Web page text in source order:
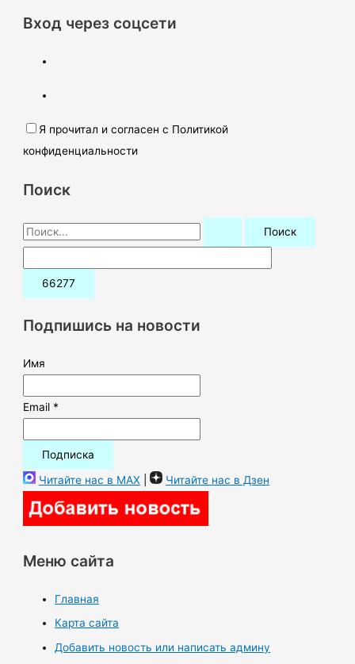
Вход через соцсети
Я прочитал и согласен с Политикой
конфиденциальности
Поиск
П
о
и
:Подпишись на новости
Имя
Email *
Читайте нас в MAX | Читайте нас в Дзен
Меню сайта
Главная
Карта сайта
Добавить новость или написать админу